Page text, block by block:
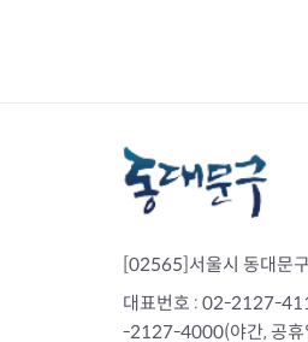
[02565]서울시 동대문
대표번호 : 02-2127-
-2127-4000(야간, 공휴